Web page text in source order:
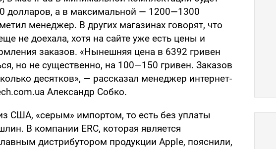
долларов, а в максимальной — 1200—1300
менеджер. В других магазинах говорят, что
не доехала, хотя на сайте уже есть цены и
заказов. «Нынешняя цена в 6392 гривен
но не существенно, на 100—150 гривен. Заказов
десятков», — рассказал менеджер интернет-
Александр Собко.
США, «серым» импортом, то есть без уплаты
В компании ERC, которая является
дистрибутором продукции Apple, пояснили,